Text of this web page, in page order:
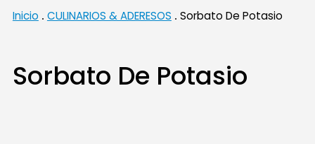
Inicio CULINARIOS & ADERESOS Sorbato De Potasio
Sorbato De Potasio